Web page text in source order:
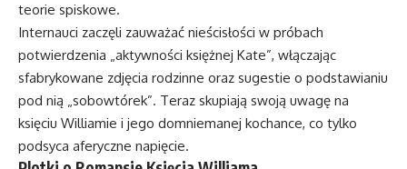
teorie spiskowe.
Internauci zaczęli zauważać nieścisłości w próbach
potwierdzenia „aktywności księżnej Kate”, włączając
sfabrykowane zdjęcia rodzinne oraz sugestie o podstawianiu
pod nią „sobowtórek”. Teraz skupiają swoją uwagę na
księciu Williamie i jego domniemanej kochance, co tylko
podsyca aferyczne napięcie.